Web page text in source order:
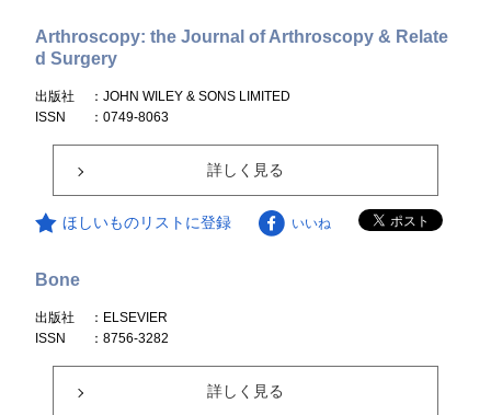
Arthroscopy: the Journal of Arthroscopy & Relate
d Surgery
出版社
：JOHN WILEY & SONS LIMITED
ISSN
：0749-8063
詳しく見る
ほしいものリストに登録 いいね
Bone
出版社
：ELSEVIER
ISSN
：8756-3282
詳しく見る